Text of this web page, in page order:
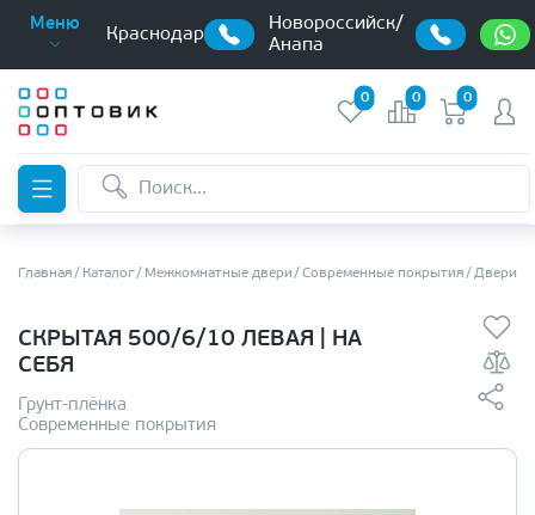
Меню
Краснодар
Новороссийск/
Анапа
0 0 0
Главная Каталог Межкомнатные двери Современные покрытия Двери с
СКРЫТАЯ 500/6/10 ЛЕВАЯ | НА
СЕБЯ
Грунт-плёнка
Современные покрытия